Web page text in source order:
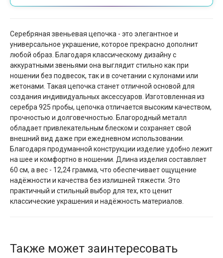
Серебряная звеньевая цепочка - это элегантное и
универсальное украшение, которое прекрасно дополнит
любой образ. Благодаря классическому дизайну с
аккуратными звеньями она выглядит стильно как при
ношении без подвесок, так и в сочетании с кулонами или
жетонами. Такая цепочка станет отличной основой для
создания индивидуальных аксессуаров. Изготовленная из
серебра 925 пробы, цепочка отличается высоким качеством,
прочностью и долговечностью. Благородный металл
обладает привлекательным блеском и сохраняет свой
внешний вид даже при ежедневном использовании.
Благодаря продуманной конструкции изделие удобно лежит
на шее и комфортно в ношении. Длина изделия составляет
60 см, а вес - 12,24 грамма, что обеспечивает ощущение
надёжности и качества без излишней тяжести. Это
практичный и стильный выбор для тех, кто ценит
классические украшения и надёжность материалов.
Также может заинтересовать